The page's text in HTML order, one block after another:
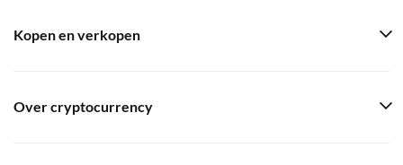
Kopen en verkopen
Over cryptocurrency